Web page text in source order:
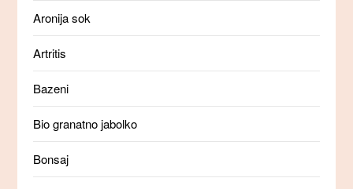
Aronija sok
Artritis
Bazeni
Bio granatno jabolko
Bonsaj